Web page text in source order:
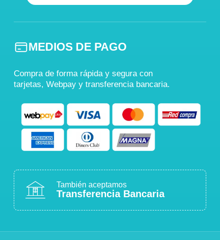
MEDIOS DE PAGO
Compra de forma rápida y segura con
tarjetas, Webpay y transferencia bancaria.
También aceptamos
Transferencia Bancaria